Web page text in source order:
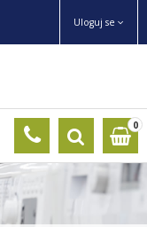
Uloguj se
0